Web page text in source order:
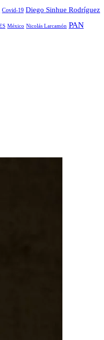
Covid-19 Diego Sinhue Rodríguez
México Nicolás Larcamón PAN